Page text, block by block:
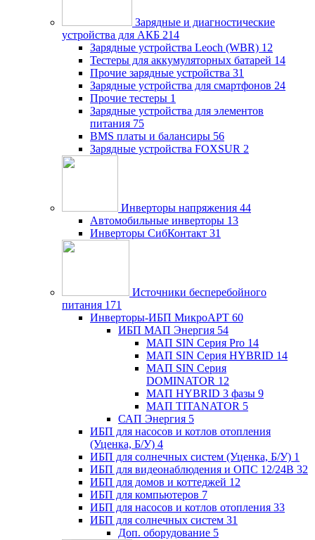
Зарядные и диагностические
устройства для АКБ 214
Зарядные устройства Leoch (WBR) 12
Тестеры для аккумуляторных батарей 14
Прочие зарядные устройства 31
Зарядные устройства для смартфонов 24
Прочие тестеры 1
Зарядные устройства для элементов
питания 75
BMS платы и балансиры 56
Зарядные устройства FOXSUR 2
Инверторы напряжения 44
Автомобильные инверторы 13
Инверторы СибКонтакт 31
Источники бесперебойного
питания 171
Инверторы-ИБП МикроАРТ 60
ИБП МАП Энергия 54
МАП SIN Серия Pro 14
МАП SIN Серия HYBRID 14
МАП SIN Серия
DOMINATOR 12
МАП HYBRID 3 фазы 9
МАП TITANATOR 5
САП Энергия 5
ИБП для насосов и котлов отопления
(Уценка, Б/У) 4
ИБП для солнечных систем (Уценка, Б/У) 1
ИБП для видеонаблюдения и ОПС 12/24В 32
ИБП для домов и коттеджей 12
ИБП для компьютеров 7
ИБП для насосов и котлов отопления 33
ИБП для солнечных систем 31
Доп. оборудование 5